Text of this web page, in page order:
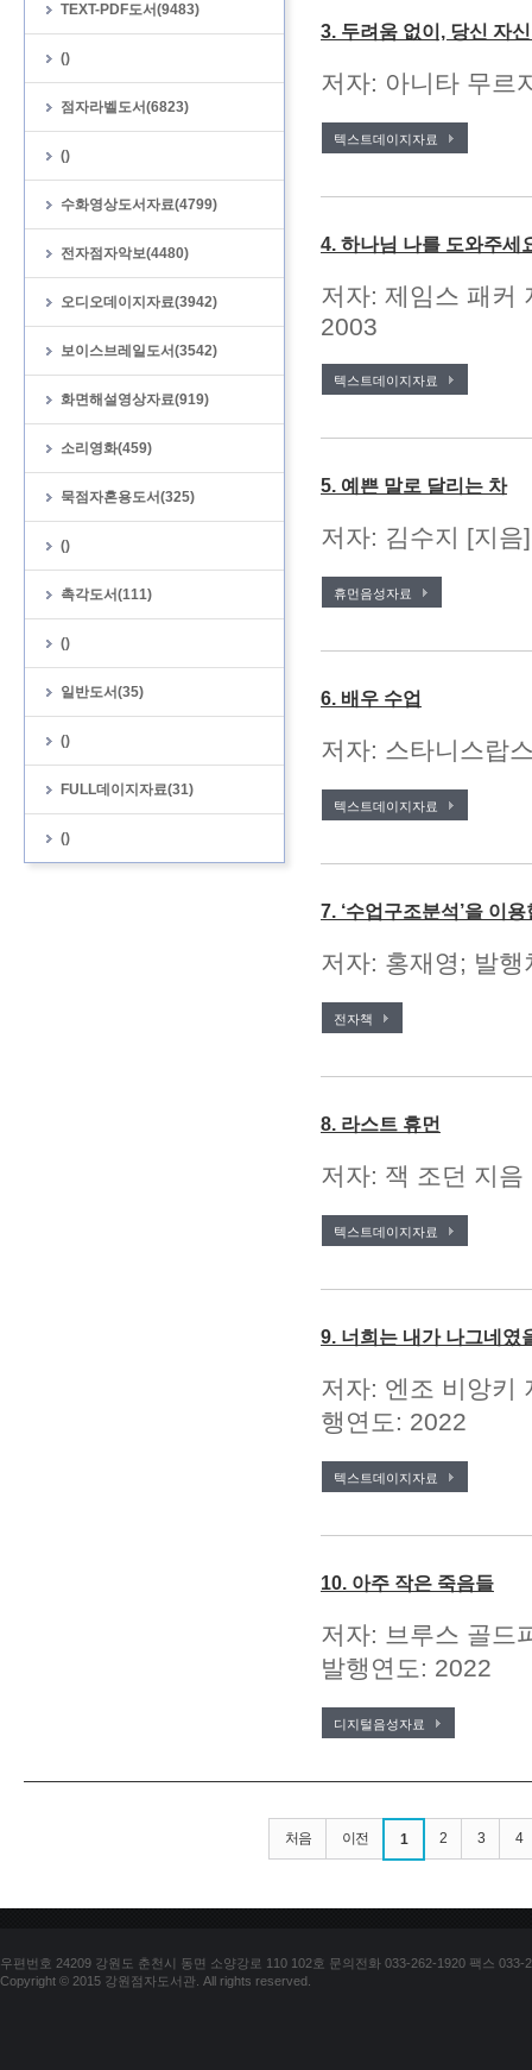
TEXT-PDF도서(9483)
()
점자라벨도서(6823)
()
수화영상도서자료(4799)
전자점자악보(4480)
오디오데이지자료(3942)
보이스브레일도서(3542)
화면해설영상자료(919)
소리영화(459)
묵점자혼용도서(325)
()
촉각도서(111)
()
일반도서(35)
()
FULL데이지자료(31)
()
3. 두려움 없이, 당신 자
저자: 아니타 무르
텍스트데이지자료
4. 하나님 나를 도와주세
저자: 제임스 패커
2003
텍스트데이지자료
5. 예쁜 말로 달리는 차
저자: 김수지 [지
휴먼음성자료
6. 배우 수업
저자: 스타니스랍
텍스트데이지자료
7. ‘수업구조분석’을 이
저자: 홍재영; 발
전자책
8. 라스트 휴먼
저자: 잭 조던 지
텍스트데이지자료
9. 너희는 내가 나그네였
저자: 엔조 비앙키
행연도: 2022
텍스트데이지자료
10. 아주 작은 죽음들
저자: 브루스 골드
발행연도: 2022
디지털음성자료
처음 이전 1 2 3 4
우편번호 24209 강원도 춘천시 동면 소양강로 110 102호 문의전화 033-262-1920 팩스 033-
Copyright © 2015 강원점자도서관. All rights reserved.